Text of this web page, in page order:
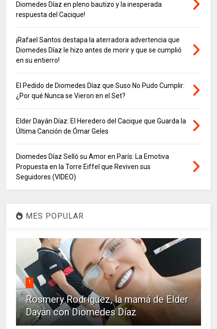
Diomedes Díaz en pleno bautizo y la inesperada
respuesta del Cacique!
¡Rafael Santos destapa la aterradora advertencia que
Diomedes Díaz le hizo antes de morir y que se cumplió
en su entierro!
El Pedido de Diomedes Díaz que Suso No Pudo Cumplir:
¿Por qué Nunca se Vieron en el Set?
Elder Dayán Díaz: El Heredero del Cacique que Guarda la
Última Canción de Ómar Geles
Diomedes Díaz Selló su Amor en París: La Emotiva
Propuesta en la Torre Eiffel que Reviven sus
Seguidores (VIDEO)
MES POPULAR
1
Rosmery Rodríguez, la mamá de Elder
Dayán con Diomedes Díaz